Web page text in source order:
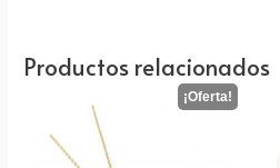
Productos relacionados